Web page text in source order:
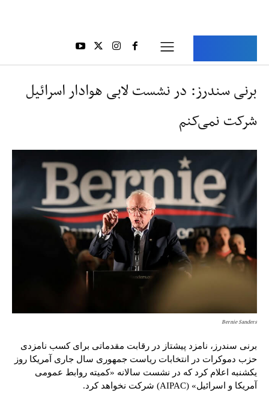
برنی سندرز: در نشست لابی هوادار اسرائیل
شرکت نمی‌کنم
Bernie Sanders
برنی سندرز، نامزد پیشتاز در رقابت مقدماتی برای کسب نامزدی
حزب دموکرات در انتخابات ریاست جمهوری سال جاری آمریکا روز
یکشنبه اعلام کرد که در نشست سالانه «کمیته روابط عمومی
آمریکا و اسرائیل» (AIPAC) شرکت نخواهد کرد.